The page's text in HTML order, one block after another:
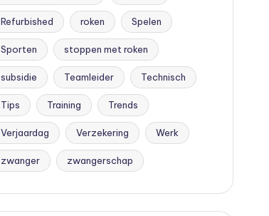
Refurbished roken Spelen
Sporten stoppen met roken
subsidie Teamleider Technisch
Tips Training Trends
Verjaardag Verzekering Werk
zwanger zwangerschap